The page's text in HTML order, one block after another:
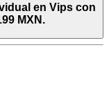
en Vips con
MXN.